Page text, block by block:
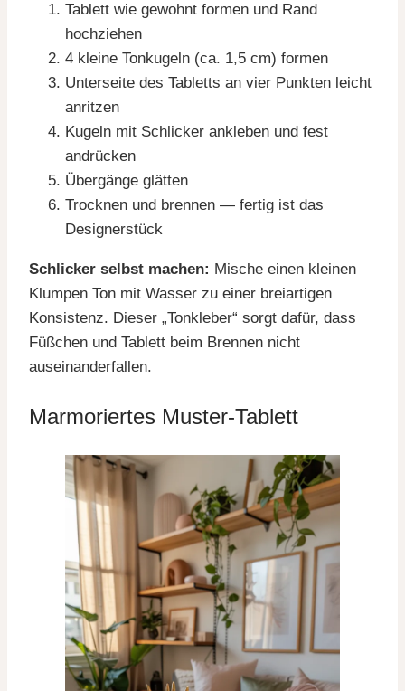
Tablett wie gewohnt formen und Rand
hochziehen
4 kleine Tonkugeln (ca. 1,5 cm) formen
Unterseite des Tabletts an vier Punkten leicht
anritzen
Kugeln mit Schlicker ankleben und fest
andrücken
Übergänge glätten
Trocknen und brennen — fertig ist das
Designerstück
Schlicker selbst machen: Mische einen kleinen
Klumpen Ton mit Wasser zu einer breiartigen
Konsistenz. Dieser „Tonkleber“ sorgt dafür, dass
Füßchen und Tablett beim Brennen nicht
auseinanderfallen.
Marmoriertes Muster-Tablett